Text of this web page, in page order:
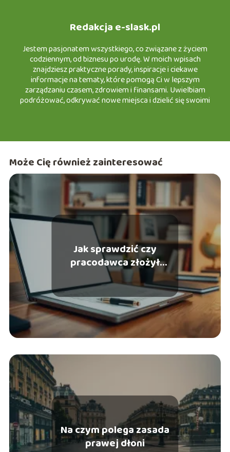
Redakcja e-slask.pl
Jestem pasjonatem wszystkiego, co związane z życiem
codziennym, od biznesu po urodę. W moich wpisach
znajdziesz praktyczne porady, inspiracje i ciekawe
informacje na tematy, które pomogą Ci w lepszym
zarządzaniu czasem, zdrowiem i finansami. Uwielbiam
podróżować, odkrywać nowe miejsca i dzielić się swoimi
coś dla siebie!
Może Cię również zainteresować
Jak sprawdzić czy
pracodawca złożył
wniosek Z3?
Na czym polega zasada
prawej dłoni